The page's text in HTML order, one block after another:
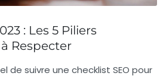
: Les 5 Piliers
Respecter
de suivre une checklist SEO pour